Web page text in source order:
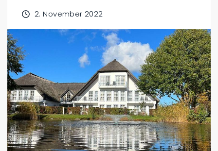
2. November 2022